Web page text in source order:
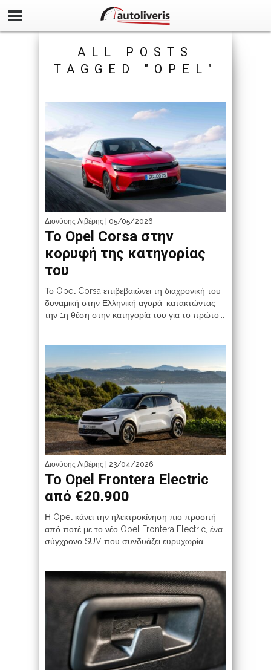
ALL POSTS
TAGGED "OPEL"
Διονύσης Λιβέρης | 05/05/2026
Το Opel Corsa στην
κορυφή της κατηγορίας
του
Το Opel Corsa επιβεβαιώνει τη διαχρονική του
δυναμική στην Ελληνική αγορά, κατακτώντας
την 1η θέση στην κατηγορία του για το πρώτο...
Διονύσης Λιβέρης | 23/04/2026
To Opel Frontera Electric
από €20.900
Η Opel κάνει την ηλεκτροκίνηση πιο προσιτή
από ποτέ με το νέο Opel Frontera Electric, ένα
σύγχρονο SUV που συνδυάζει ευρυχωρία,...